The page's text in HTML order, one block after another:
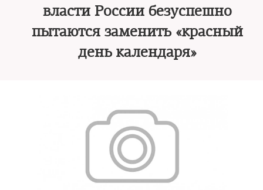
власти России безуспешно
пытаются заменить «красный
день календаря»